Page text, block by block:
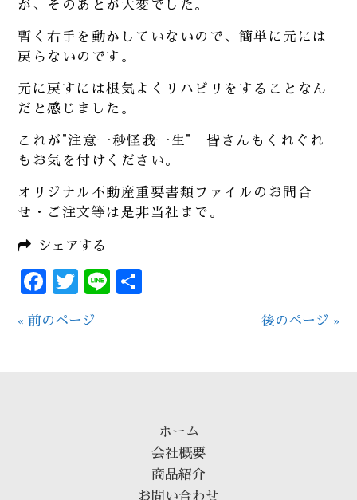
が、そのあとが大変でした。
暫く右手を動かしていないので、簡単に元には
戻らないのです。
元に戻すには根気よくリハビリをすることなん
だと感じました。
これが"注意一秒怪我一生" 皆さんもくれぐれ
もお気を付けください。
オリジナル不動産重要書類ファイルのお問合
せ・ご注文等は是非当社まで。
シェアする
Facebook
Twitter
Line
« 前のページ 後のページ »
ホーム
会社概要
商品紹介
お問い合わせ